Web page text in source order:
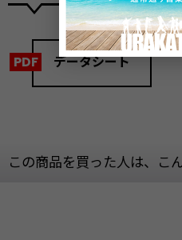
データシート
この商品を買った人は、こ